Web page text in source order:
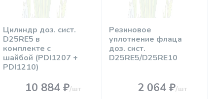
Цилиндр доз. сист.
D25RE5 в
комплекте с
шайбой (PDI1207 +
PDI1210)
10 884 ₽/шт
Резиновое
уплотнение флаца
доз. сист.
D25RE5/D25RE10
2 064 ₽/шт